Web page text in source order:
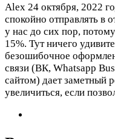
Alex 24 октября, 2022
спокойно отправлять в
у нас до сих пор,
15%. Тут ничего
безошибочное
связи (ВК, Whatsapp
сайтом) дает заметный
увеличиться, если